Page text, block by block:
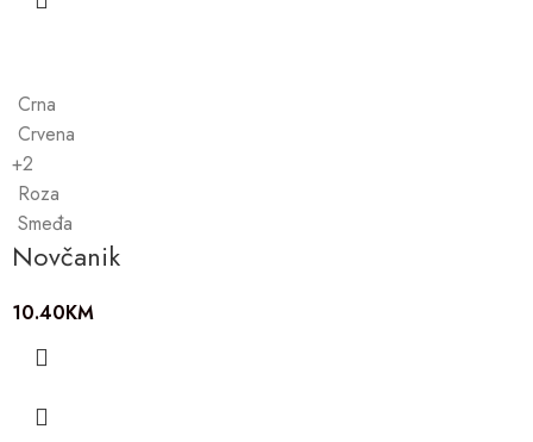
Crna
Crvena
+2
Roza
Smeđa
Novčanik
10.40KM